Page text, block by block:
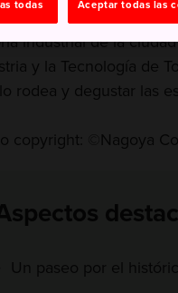
excursión adicional
industrial de la
y la Tecnología de
rodea y degustar las
copyright: ©Nagoya
Un paseo por el
todas Aceptar todas las